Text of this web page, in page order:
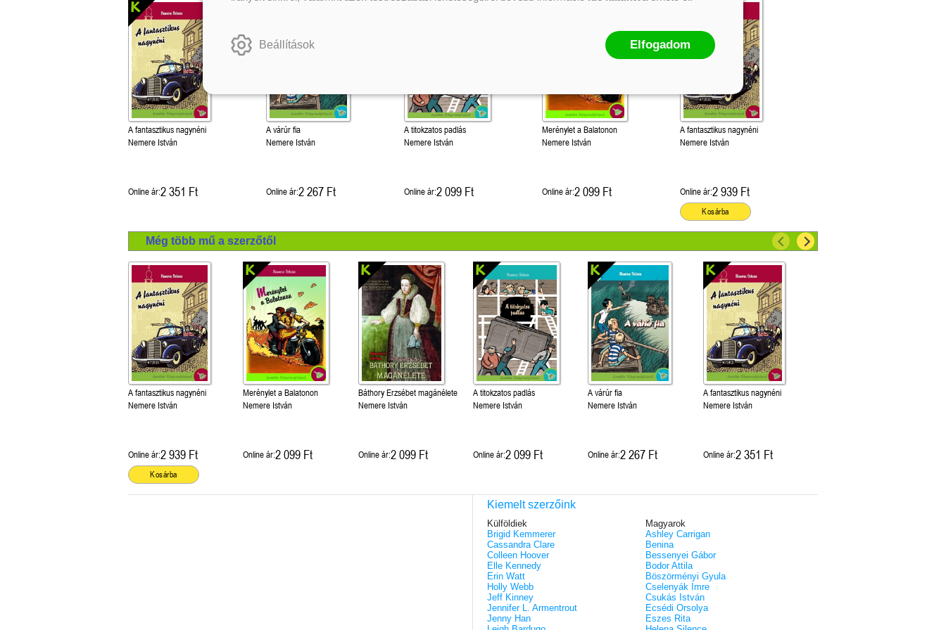
A fantasztikus nagynéni
Nemere István
Online ár:2 351 Ft
A várúr fia
Nemere István
Online ár:2 267 Ft
A titokzatos padlás
Nemere István
Online ár:2 099 Ft
Merénylet a Balatonon
Nemere István
Online ár:2 099 Ft
A fantasztikus nagynéni
Nemere István
Online ár:2 939 Ft
Kosárba
Még több mű a szerzőtől
A fantasztikus nagynéni
Nemere István
Online ár:2 939 Ft
Kosárba
Merénylet a Balatonon
Nemere István
Online ár:2 099 Ft
Báthory Erzsébet magánélete
Nemere István
Online ár:2 099 Ft
A titokzatos padlás
Nemere István
Online ár:2 099 Ft
A várúr fia
Nemere István
Online ár:2 267 Ft
A fantasztikus nagynéni
Nemere István
Online ár:2 351 Ft
Kiemelt szerzőink
Külföldiek
Brigid Kemmerer
Cassandra Clare
Colleen Hoover
Elle Kennedy
Erin Watt
Holly Webb
Jeff Kinney
Jennifer L. Armentrout
Jenny Han
Magyarok
Ashley Carrigan
Benina
Bessenyei Gábor
Bodor Attila
Böszörményi Gyula
Cselenyák Imre
Csukás István
Ecsédi Orsolya
Eszes Rita
Beállítások Elfogadom